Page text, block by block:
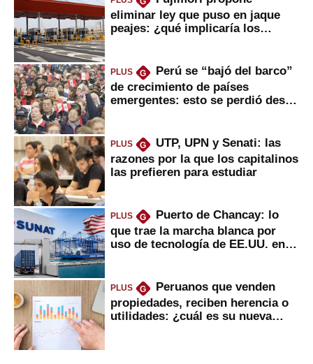
eliminar ley que puso en jaque
peajes: ¿qué implicaría los
PLUS G
Perú se “bajó del barco”
de crecimiento de países
emergentes: esto se perdió desde
PLUS G
UTP, UPN y Senati: las
razones por la que los capitalinos
las prefieren para estudiar
PLUS G
Puerto de Chancay: lo
que trae la marcha blanca por
uso de tecnología de EE.UU. en
PLUS G
Peruanos que venden
propiedades, reciben herencia o
utilidades: ¿cuál es su nueva